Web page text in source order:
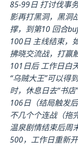
85-99日 打讨伐事
影再打黑洞，黑洞
撑，到第10 回合
100日 主线结束，
拂晓交流战，打赢
101日后 工作日白
“乌贼大王”可以得
时，休息日去“书
106日（结局触发
不几个个连战（拖
温泉剧情结束后周
500，工作日重新